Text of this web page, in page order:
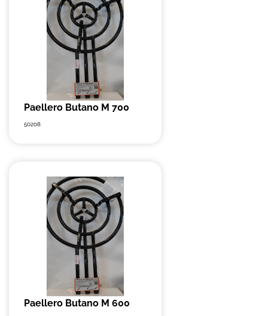
Paellero Butano M 700
50208
Paellero Butano M 600